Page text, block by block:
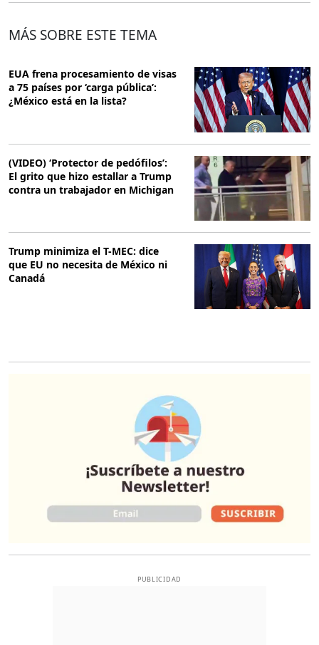
MÁS SOBRE ESTE TEMA
EUA frena procesamiento de visas
a 75 países por ‘carga pública’:
¿México está en la lista?
(VIDEO) ‘Protector de pedófilos’:
El grito que hizo estallar a Trump
contra un trabajador en Michigan
Trump minimiza el T-MEC: dice
que EU no necesita de México ni
Canadá
PUBLICIDAD